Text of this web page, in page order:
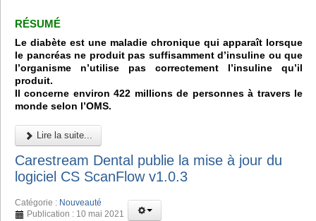
RÉSUMÉ
Le diabète est une maladie chronique qui apparaît lorsque
le pancréas ne produit pas suffisamment d’insuline ou que
l’organisme n’utilise pas correctement l’insuline qu’il
produit.
Il concerne environ 422 millions de personnes à travers le
monde selon l’OMS.
Lire la suite...
Carestream Dental publie la mise à jour du
logiciel CS ScanFlow v1.0.3
Catégorie : Nouveauté
Publication : 10 mai 2021